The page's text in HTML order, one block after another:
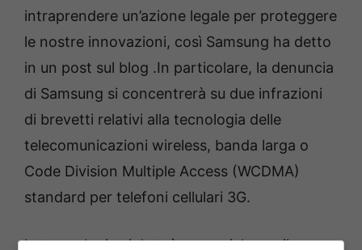
intraprendere un’azione legale per proteggere
le nostre innovazioni, così Samsung ha detto
in un post sul blog .In particolare, la denuncia
di Samsung si concentrerà su due infrazioni
di brevetti relativi alla tecnologia delle
telecomunicazioni wireless, banda larga o
Code Division Multiple Access (WCDMA)
standard per telefoni cellulari 3G.
La tecnologia violata è essenziale per il